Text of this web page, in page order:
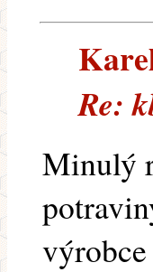
Re:
Minulý